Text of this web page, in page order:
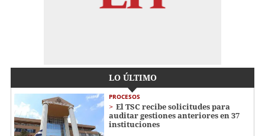
LO ÚLTIMO
PROCESOS
El TSC recibe solicitudes para
auditar gestiones anteriores en 37
instituciones